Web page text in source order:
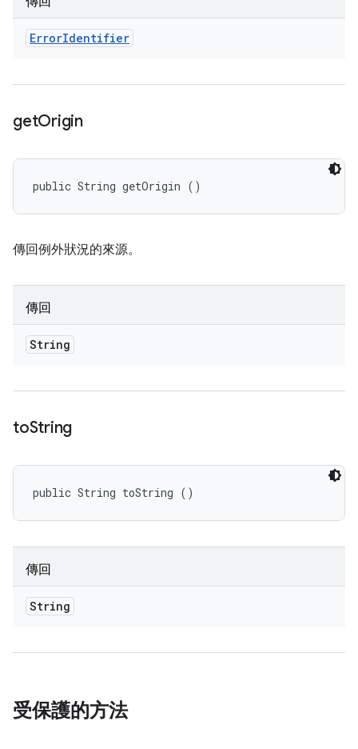
ErrorIdentifier
getOrigin
public String getOrigin ()
傳回例外狀況的來源。
傳回
String
toString
public String toString ()
傳回
String
受保護的方法